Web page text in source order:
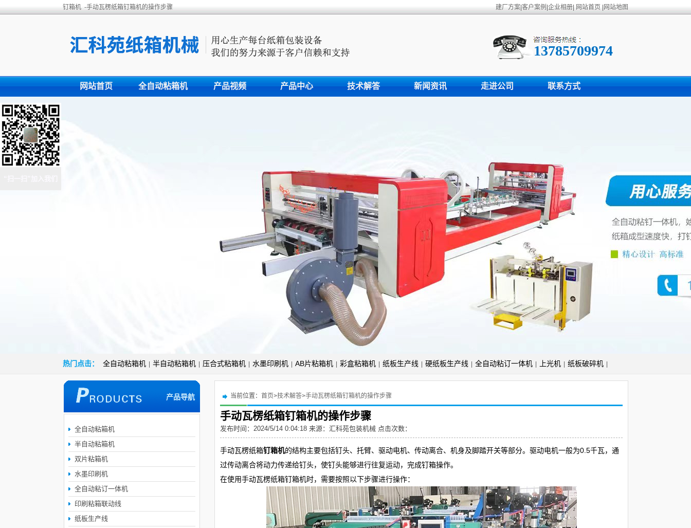
钉箱机 -手动瓦楞纸箱钉箱机的操作步骤 建厂方案 客户案例 企业相册 网站首页 网站地图
13785709974
网站首页 全自动粘箱机 产品视频 产品中心 技术解答 新闻资讯 走进公司 联系方式
热门点击： 全自动粘箱机 半自动粘箱机 压合式粘箱机 水墨印刷机 AB片粘箱机 彩盒粘箱机 纸板生产线 硬纸板生产线 全自动粘订一体机 上光机 纸板破碎机
当前位置： 首页>技术解答>手动瓦楞纸箱钉箱机的操作步骤
手动瓦楞纸箱钉箱机的操作步骤
发布时间：2024/5/14 0:04:18 来源： 汇科苑包装机械 点击次数：
手动瓦楞纸箱钉箱机的结构主要包括钉头、托臂、驱动电机、传动离合、机身及脚踏开关等部分。驱动电机一般为0.5千瓦，通
过传动离合将动力传递给钉头，使钉头能够进行往复运动，完成钉箱操作。
在使用手动瓦楞纸箱钉箱机时，需要按照以下步骤进行操作：
产品导航
全自动粘箱机
半自动粘箱机
双片粘箱机
水墨印刷机
全自动粘订一体机
印刷粘箱联动线
纸板生产线